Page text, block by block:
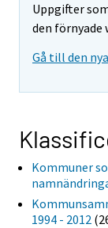
Uppgifter
den förnyade
Gå till den
Kommuner
1994 - 2012